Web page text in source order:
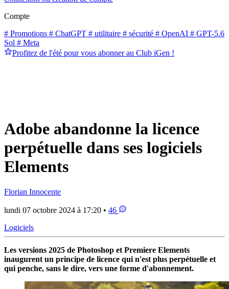
Compte
# Promotions # ChatGPT # utilitaire # sécurité # OpenAI # GPT-5.6
Sol # Meta
Profitez de l'été pour vous abonner au Club iGen !
Adobe abandonne la licence
perpétuelle dans ses logiciels
Elements
Florian Innocente
lundi 07 octobre 2024 à 17:20 • 46
Logiciels
Les versions 2025 de Photoshop et Premiere Elements
inaugurent un principe de licence qui n'est plus perpétuelle et
qui penche, sans le dire, vers une forme d'abonnement.